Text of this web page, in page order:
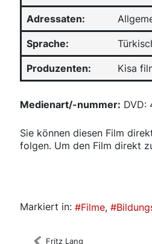
Adressaten:
Sprache:
Produzenten: Kisa
Medienart/-nummer: DVD:
Sie können diesen Film
folgen. Um den Film direkt
Markiert in: Filme
Fritz Lang